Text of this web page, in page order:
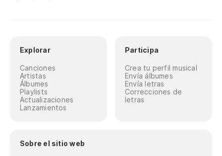
Explorar
Canciones
Artistas
Álbumes
Playlists
Actualizaciones
Lanzamientos
Participa
Crea tu perfil musical
Envía álbumes
Envía letras
Correcciones de
letras
Sobre el sitio web